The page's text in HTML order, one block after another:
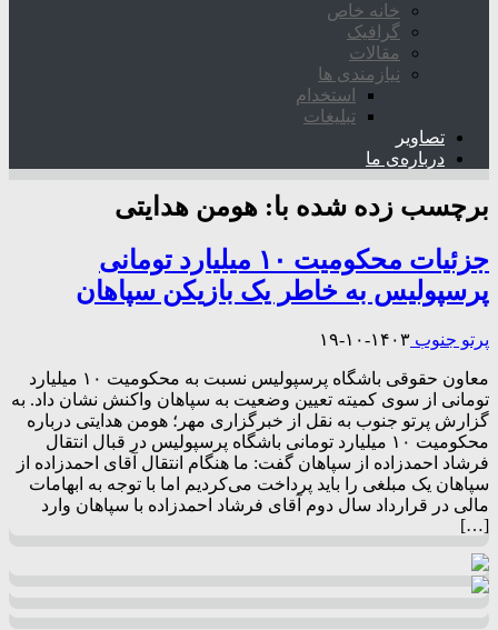
خانه خاص
گرافیک
مقالات
نیازمندی ها
استخدام
تبلیغات
تصاویر
درباره‌ی ما
برچسب زده شده با: هومن هدایتی
جزئیات محکومیت ۱۰ میلیارد تومانی
پرسپولیس به خاطر یک بازیکن سپاهان
پرتو جنوب ۱۴۰۳-۱۰-۱۹
معاون حقوقی باشگاه پرسپولیس نسبت به محکومیت ۱۰ میلیارد
تومانی از سوی کمیته تعیین وضعیت به سپاهان واکنش نشان داد. به
گزارش پرتو جنوب به نقل از خبرگزاری مهر؛ هومن هدایتی درباره
محکومیت ۱۰ میلیارد تومانی باشگاه پرسپولیس در قبال انتقال
فرشاد احمدزاده از سپاهان گفت: ما هنگام انتقال آقای احمدزاده از
سپاهان یک مبلغی را باید پرداخت می‌کردیم اما با توجه به ابهامات
مالی در قرارداد سال دوم آقای فرشاد احمدزاده با سپاهان وارد
[…]